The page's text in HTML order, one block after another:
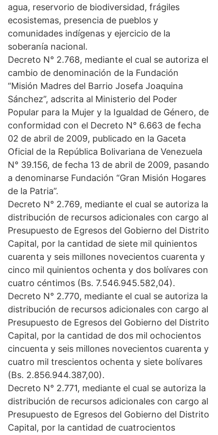
agua, reservorio de biodiversidad, frágiles
ecosistemas, presencia de pueblos y
comunidades indígenas y ejercicio de la
soberanía nacional.
Decreto N° 2.768, mediante el cual se autoriza el
cambio de denominación de la Fundación
“Misión Madres del Barrio Josefa Joaquina
Sánchez”, adscrita al Ministerio del Poder
Popular para la Mujer y la Igualdad de Género, de
conformidad con el Decreto N° 6.663 de fecha
02 de abril de 2009, publicado en la Gaceta
Oficial de la República Bolivariana de Venezuela
N° 39.156, de fecha 13 de abril de 2009, pasando
a denominarse Fundación “Gran Misión Hogares
de la Patria”.
Decreto N° 2.769, mediante el cual se autoriza la
distribución de recursos adicionales con cargo al
Presupuesto de Egresos del Gobierno del Distrito
Capital, por la cantidad de siete mil quinientos
cuarenta y seis millones novecientos cuarenta y
cinco mil quinientos ochenta y dos bolívares con
cuatro céntimos (Bs. 7.546.945.582,04).
Decreto N° 2.770, mediante el cual se autoriza la
distribución de recursos adicionales con cargo al
Presupuesto de Egresos del Gobierno del Distrito
Capital, por la cantidad de dos mil ochocientos
cincuenta y seis millones novecientos cuarenta y
cuatro mil trescientos ochenta y siete bolívares
(Bs. 2.856.944.387,00).
Decreto N° 2.771, mediante el cual se autoriza la
distribución de recursos adicionales con cargo al
Presupuesto de Egresos del Gobierno del Distrito
Capital, por la cantidad de cuatrocientos